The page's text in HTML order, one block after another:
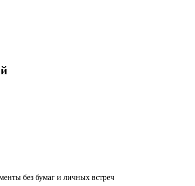
без бумаг и личных встреч